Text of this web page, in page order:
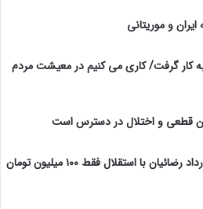
و موریتانی
به کار گرفت/ کاری می کنیم در معیشت مردم
قطعی و اختلال در دسترس است
عجیب اما واقعی: رقم فسخ قرارداد رضائیان با استقلال فقط ۱۰۰ میلیون تومان